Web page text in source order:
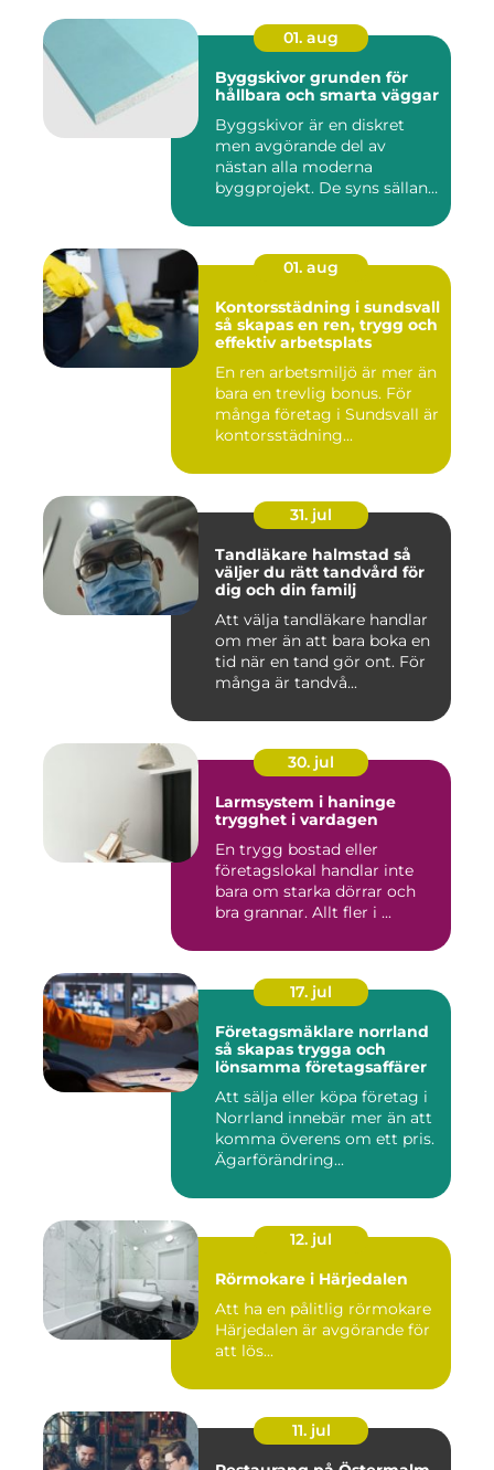
01. aug
Byggskivor grunden för
hållbara och smarta väggar
Byggskivor är en diskret
men avgörande del av
nästan alla moderna
byggprojekt. De syns sällan
01. aug
Kontorsstädning i sundsvall
så skapas en ren, trygg och
effektiv arbetsplats
En ren arbetsmiljö är mer än
bara en trevlig bonus. För
många företag i Sundsvall är
kontorsstädning...
31. jul
Tandläkare halmstad så
väljer du rätt tandvård för
dig och din familj
Att välja tandläkare handlar
om mer än att bara boka en
tid när en tand gör ont. För
många är tandvå...
30. jul
Larmsystem i haninge
trygghet i vardagen
En trygg bostad eller
företagslokal handlar inte
bara om starka dörrar och
bra grannar. Allt fler i ...
17. jul
Företagsmäklare norrland
så skapas trygga och
lönsamma företagsaffärer
Att sälja eller köpa företag i
Norrland innebär mer än att
komma överens om ett pris.
Ägarförändring...
12. jul
Rörmokare i Härjedalen
Att ha en pålitlig rörmokare
Härjedalen är avgörande för
att lös...
11. jul